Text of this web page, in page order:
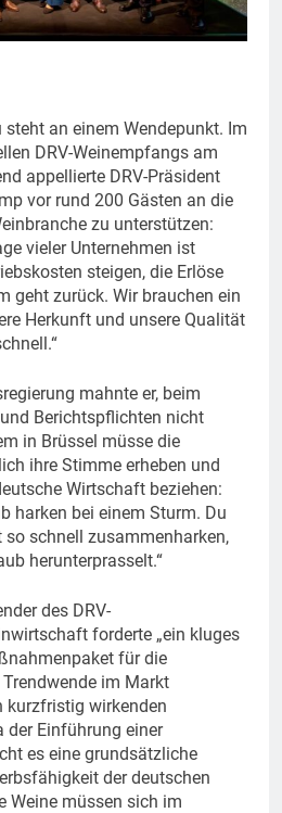
steht an einem Wendepunkt. Im
DRV-Weinempfangs am
appellierte DRV-Präsident
vor rund 200 Gästen an die
zu unterstützen:
vieler Unternehmen ist
steigen, die Erlöse
geht zurück. Wir brauchen ein
Herkunft und unsere Qualität
mahnte er, beim
Berichtspflichten nicht
in Brüssel müsse die
ihre Stimme erheben und
Wirtschaft beziehen:
harken bei einem Sturm. Du
schnell zusammenharken,
herunterprasselt.“
des DRV-
forderte „ein kluges
für die
im Markt
kurzfristig wirkenden
der Einführung einer
es eine grundsätzliche
der deutschen
Weine müssen sich im